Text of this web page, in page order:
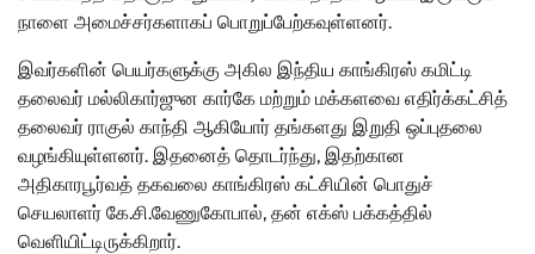
நாளை அமைச்சர்களாகப் பொறுப்பேற்கவுள்ளனர்.
இவர்களின் பெயர்களுக்கு அகில இந்திய காங்கிரஸ் கமிட்டி
தலைவர் மல்லிகார்ஜுன கார்கே மற்றும் மக்களவை எதிர்க்கட்சித்
தலைவர் ராகுல் காந்தி ஆகியோர் தங்களது இறுதி ஒப்புதலை
வழங்கியுள்ளனர். இதனைத் தொடர்ந்து, இதற்கான
அதிகாரபூர்வத் தகவலை காங்கிரஸ் கட்சியின் பொதுச்
செயலாளர் கே.சி.வேணுகோபால், தன் எக்ஸ் பக்கத்தில்
வெளியிட்டிருக்கிறார்.